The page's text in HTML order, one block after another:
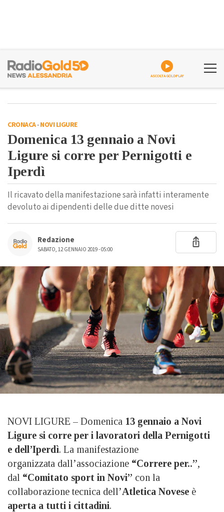
ASCOLTA GOLDPLAY
CRONACA-NOVI LIGURE
Domenica 13 gennaio a Novi
Ligure si corre per Pernigotti e
Iperdì
Il ricavato della manifestazione sarà infatti interamente
devoluto ai dipendenti delle due ditte novesi
Redazione
SABATO, 12 GENNAIO 2019 - 05:00
NOVI LIGURE – Domenica 13 gennaio a Novi
Ligure si corre per i lavoratori della Pernigotti
e dell’Iperdì. La manifestazione
organizzata dall’associazione “Correre per..”,
dal “Comitato sport in Novi” con la
collaborazione tecnica dell’Atletica Novese è
aperta a tutti i cittadini.